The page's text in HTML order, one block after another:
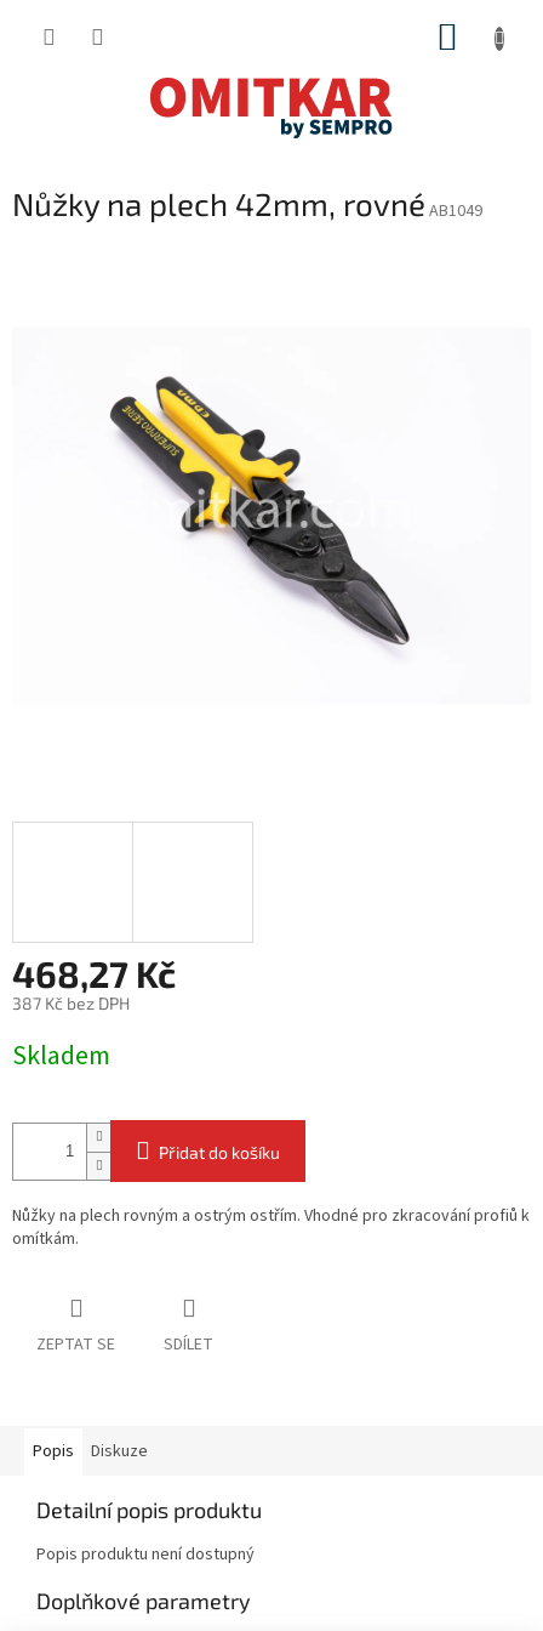
Nůžky na plech 42mm, rovné AB1049
468,27 Kč
387 Kč bez DPH
cena:
Skladem
Přidat do košíku
Nůžky na plech rovným a ostrým ostřím. Vhodné pro zkracování profiů k
omítkám.
ZEPTAT SE SDÍLET
Popis Diskuze
Detailní popis produktu
Popis produktu není dostupný
Doplňkové parametry